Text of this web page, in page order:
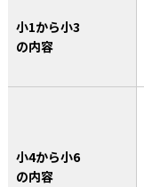
小1から小3
の内容
小4から小6
の内容